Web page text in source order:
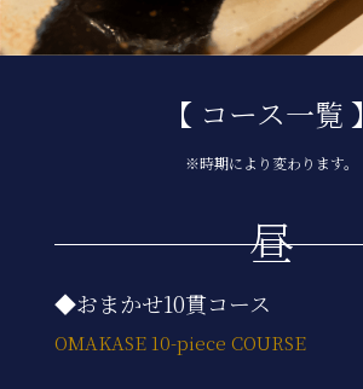
【 コース一覧 】
※時期により変わります。
昼
◆おまかせ10貫コース
OMAKASE 10-piece COURSE